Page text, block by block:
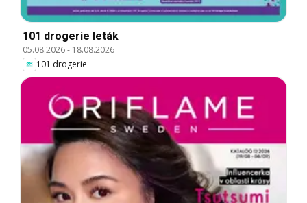
101 drogerie leták
05.08.2026- 18.08.2026
101 drogerie